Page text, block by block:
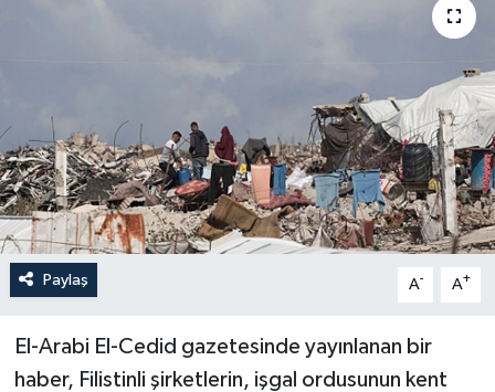
Paylaş A- A+
El-Arabi El-Cedid gazetesinde yayınlanan bir
haber, Filistinli şirketlerin, işgal ordusunun kent
Eği̇ti̇m